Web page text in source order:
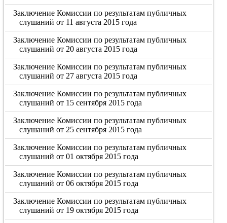
Заключение Комиссии по результатам публичных
слушаний от 11 августа 2015 года
Заключение Комиссии по результатам публичных
слушаний от 20 августа 2015 года
Заключение Комиссии по результатам публичных
слушаний от 27 августа 2015 года
Заключение Комиссии по результатам публичных
слушаний от 15 сентября 2015 года
Заключение Комиссии по результатам публичных
слушаний от 25 сентября 2015 года
Заключение Комиссии по результатам публичных
слушаний от 01 октября 2015 года
Заключение Комиссии по результатам публичных
слушаний от 06 октября 2015 года
Заключение Комиссии по результатам публичных
слушаний от 19 октября 2015 года